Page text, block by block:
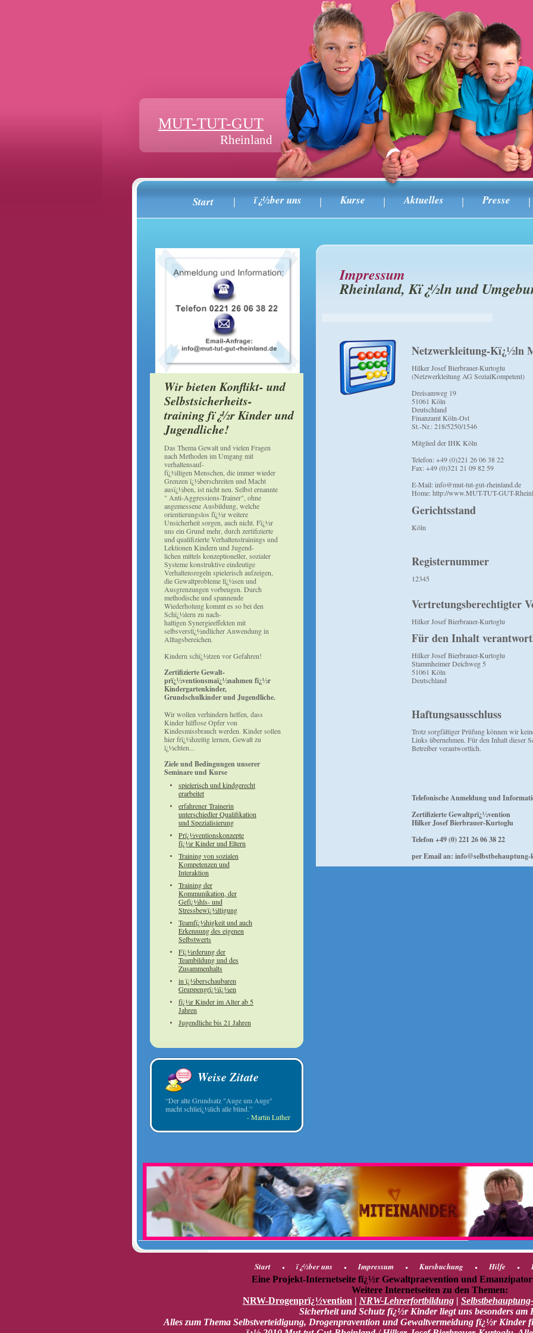
MUT-TUT-GUT
Rheinland
Start ï¿½ber uns Kurse Aktuelles Presse
Wir bieten Konflikt- und
Selbstsicherheits-
training fï¿½r Kinder und
Jugendliche!
Das Thema Gewalt und vielen Fragen
nach Methoden im Umgang mit
verhaltensauf-
fï¿½lligen Menschen, die immer wieder
Grenzen ï¿½berschreiten und Macht
ausï¿½ben, ist nicht neu. Selbst ernannte
" Anti-Aggressions-Trainer", ohne
angemessene Ausbildung, welche
orientierungslos fï¿½r weitere
Unsicherheit sorgen, auch nicht. Fï¿½r
uns ein Grund mehr, durch zertifizierte
und qualifizierte Verhaltenstrainings und
Lektionen Kindern und Jugend-
lichen mittels konzeptioneller, sozialer
Systeme konstruktive eindeutige
Verhaltensregeln spielerisch aufzeigen,
die Gewaltprobleme lï¿½sen und
Ausgrenzungen vorbeugen. Durch
methodische und spannende
Wiederholung kommt es so bei den
Schï¿½lern zu nach-
haltigen Synergieeffekten mit
selbsverstï¿½ndlicher Anwendung in
Alltagsbereichen.
Kindern schï¿½tzen vor Gefahren!
Zertifizierte Gewalt-
prï¿½ventionsmaï¿½nahmen fï¿½r
Kindergartenkinder,
Grundschulkinder und Jugendliche.
Wir wollen verhindern helfen, dass
Kinder hilflose Opfer von
Kindesmissbrauch werden. Kinder sollen
hier frï¿½hzeitig lernen, Gewalt zu
ï¿½chten...
Ziele und Bedingungen unserer
Seminare und Kurse
spielerisch und kindgerecht
erarbeitet
erfahrener Trainerin
unterschiedler Qualifikation
und Spezialisierung
Prï¿½ventionskonzepte
fï¿½r Kinder und Eltern
Training von sozialen
Kompetenzen und
Interaktion
Training der
Kommunikation, der
Gefï¿½hls- und
Stressbewï¿½ltigung
Teamfï¿½higkeit und auch
Erkennung des eigenen
Selbstwerts
Fï¿½rderung der
Teambildung und des
Zusammenhalts
in ï¿½berschaubaren
Gruppengrï¿½ï¿½en
fï¿½r Kinder im Alter ab 5
Jahren
Jugendliche bis 21 Jahren
Weise Zitate
“Der alte Grundsatz "Auge um Auge"
macht schlieï¿½lich alle blind.”
- Martin Luther
Impressum
Rheinland, Kï¿½ln und
Netzwerkleitung-Kï¿½ln
Hilker Josef Bierbrauer-Kurtoglu
(Netzwerkleitung AG SozialKompetent)
Dreisamweg 19
51061 Köln
Deutschland
Finanzamt Köln-Ost
St.-Nr.: 218/5250/1546
Mitglied der IHK Köln
Telefon: +49 (0)221 26 06 38 22
Fax: +49 (0)321 21 09 82 59
E-Mail: info@mut-tut-gut-rheinland.de
Home: http://www.MUT-TUT-GUT-
Gerichtsstand
Köln
Registernummer
12345
Vertretungsberechtigter
Hilker Josef Bierbrauer-Kurtoglu
Für den Inhalt
Hilker Josef Bierbrauer-Kurtoglu
Stammheimer Deichweg 5
51061 Köln
Deutschland
Haftungsausschluss
Trotz sorgfältiger Prüfung können wir
Links übernehmen. Für den Inhalt dieser
Betreiber verantwortlich.
Telefonische Anmeldung und
Zertifizierte Gewaltprï¿½vention
Hilker Josef Bierbrauer-Kurtoglu
Telefon +49 (0) 221 26 06 38 22
per Email an: info@selbstbehauptung-
Start ï¿½ber uns Impressum Kursbuchung Hilfe
Eine Projekt-Internetseite fï¿½r Gewaltpraevention und
Weitere Internetseiten zu den Themen:
NRW-Drogenprï¿½vention | NRW-Lehrerfortbildung |
Sicherheit und Schutz fï¿½r Kinder liegt uns besonders am
Alles zum Thema Selbstverteidigung, Drogenpravention und Gewaltvermeidung fï¿½r Kinder